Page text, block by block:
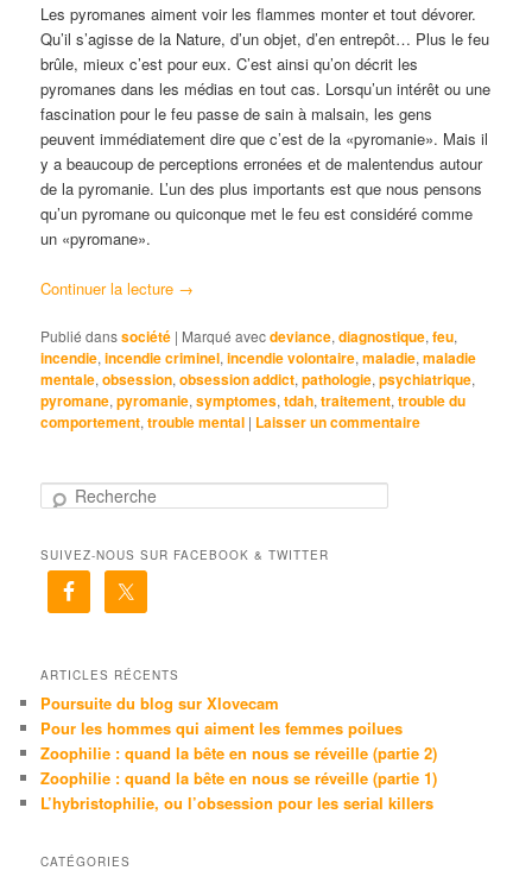
Les pyromanes aiment voir les flammes monter et tout dévorer.
Qu’il s’agisse de la Nature, d’un objet, d’en entrepôt… Plus le feu
brûle, mieux c’est pour eux. C’est ainsi qu’on décrit les
pyromanes dans les médias en tout cas. Lorsqu’un intérêt ou une
fascination pour le feu passe de sain à malsain, les gens
peuvent immédiatement dire que c’est de la «pyromanie». Mais il
y a beaucoup de perceptions erronées et de malentendus autour
de la pyromanie. L’un des plus importants est que nous pensons
qu’un pyromane ou quiconque met le feu est considéré comme
un «pyromane».
Continuer la lecture →
Publié danssociété | Marqué avecdeviance,diagnostique,feu,
incendie,incendie criminel,incendie volontaire,maladie,maladie
mentale,obsession,obsession addict,pathologie,psychiatrique,
pyromane,pyromanie,symptomes,tdah,traitement,trouble du
comportement,trouble mental | Laisser un commentaire
h
e
SUIVEZ-NOUS SUR FACEBOOK & TWITTER
ARTICLES RÉCENTS
Poursuite du blog sur Xlovecam
Pour les hommes qui aiment les femmes poilues
Zoophilie : quand la bête en nous se réveille (partie 2)
Zoophilie : quand la bête en nous se réveille (partie 1)
L’hybristophilie, ou l’obsession pour les serial killers
CATÉGORIES